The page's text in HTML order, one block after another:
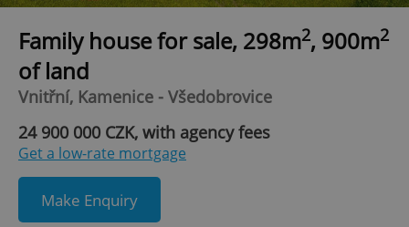
Family house for sale, 298m2, 900m2
of land
Vnitřní, Kamenice - Všedobrovice
24 900 000 CZK, with agency fees
Get a low-rate mortgage
Make Enquiry